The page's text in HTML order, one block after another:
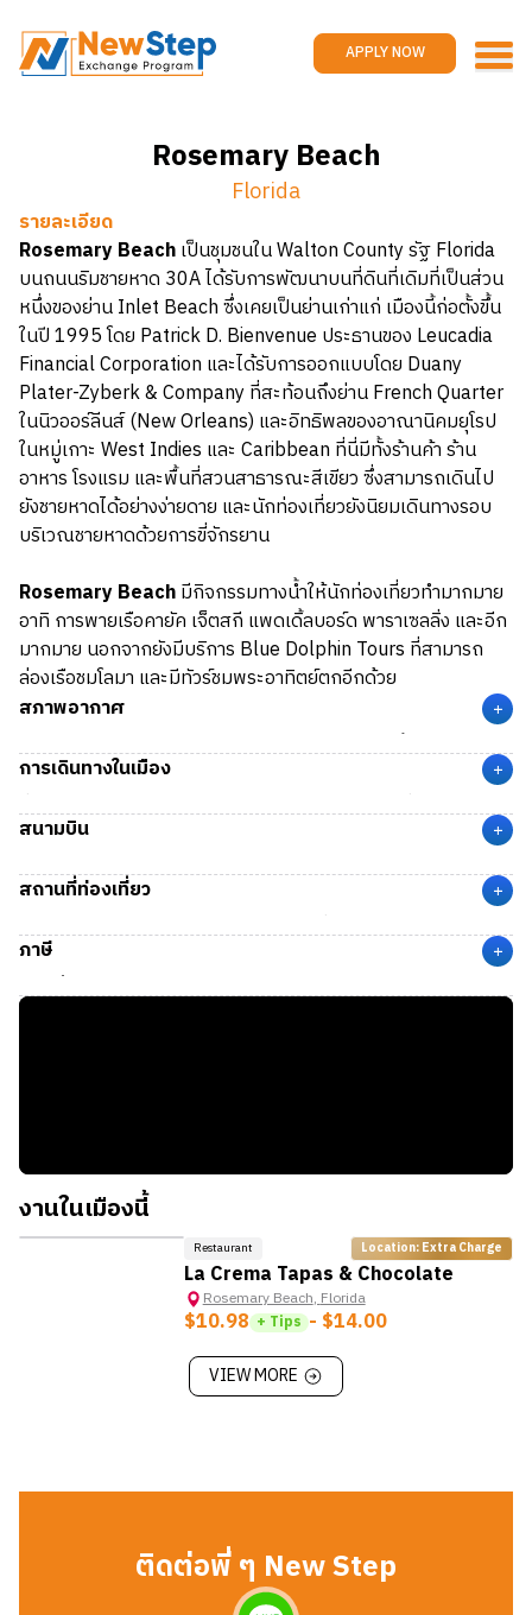
APPLY NOW
Work and travel
Promotions
Contact us
Rosemary Beach
Florida
รายละเอียด
Rosemary Beachเป็นชุมชนใน Walton County รัฐ Florida
บนถนนริมชายหาด 30A ได้รับการพัฒนาบนที่ดินที่เดิมที่เป็นส่วน
หนึ่งของย่าน Inlet Beach ซึ่งเคยเป็นย่านเก่าแก่ เมืองนี้ก่อตั้งขึ้น
ในปี 1995 โดย Patrick D. Bienvenue ประธานของ Leucadia
Financial Corporation และได้รับการออกแบบโดย Duany
Plater-Zyberk & Company ที่สะท้อนถึงย่าน French Quarter
ในนิวออร์ลีนส์ (New Orleans) และอิทธิพลของอาณานิคมยุโรป
ในหมู่เกาะ West Indies และ Caribbean ที่นี่มีทั้งร้านค้า ร้าน
อาหาร โรงแรม และพื้นที่สวนสาธารณะสีเขียว ซึ่งสามารถเดินไป
ยังชายหาดได้อย่างง่ายดาย และนักท่องเที่ยวยังนิยมเดินทางรอบ
บริเวณชายหาดด้วยการขี่จักรยาน
Rosemary Beachมีกิจกรรมทางน้ำให้นักท่องเที่ยวทำมากมาย
อาทิ การพายเรือคายัค เจ็ตสกี แพดเดิ้ลบอร์ด พาราเซลลิ่ง และอีก
มากมาย นอกจากยังมีบริการ Blue Dolphin Tours ที่สามารถ
ล่องเรือชมโลมา และมีทัวร์ชมพระอาทิตย์ตกอีกด้วย
สภาพอากาศ
+
Rosemary Beachมีสภาพภูมิอากาศแบบอบอุ่นชื้นเขตร้อน
(Tropical Savanna Climate) ซึ่งเป็นลักษณะเด่นของภูมิภาค
ตะวันออกเฉียงใต้ของสหรัฐอเมริกา โดยมีฤดูร้อนที่ร้อนชื้น และฤดู
หนาวที่อบอุ่น ในฤดูใบไม้ผลิ (Spring) มีอุณหภูมิอยู่ที่ 15 – 30 °C
การเดินทางในเมือง +
ที่เมือง Rosemary Beach เป็นเมืองชายหาดเล็ก ๆ ที่ไม่มีขนส่ง
สาธารณะ แนะนำให้เดินทางด้วย Uber หรือ Lyft
สนามบิน +
สนามบิน ECP(Northwest Florida Beaches International
Airport) เมือง Rosemary Beach, FL ห่างจากเมือง Panama
City Beach 21 ไมล์ (34 กม.) ใช้เวลาเดินทางด้วยรถยนตร์
ประมาณ 30 นาที
สถานที่ท่องเที่ยว +
ชายหาด Rosemary Beach:ชายหาดที่เป็นเอกลักษณ์ของเมือง
นี้ มีน้ำทะเลสีฟ้าครามใส และทรายละเอียดขาวนุ่ม เหมาะสำหรับ
การเล่นน้ำทะเล อาบแดด และเดินเล่นริมชายหาด
สถาปัตยกรรมสวยงาม เป็นจุดถ่ายรูปที่ได้รับความนิยม
Henderson Beach State Park:
กับ Rosemary Beach มีชายหาดที่สวยงาม ป่าสน และเส้นทาง
Grayton Beach State Park:อีกหนึ่งสวนสาธารณะที่อยู่ใกล้
เคียง มีชายหาดที่เงียบสงบและมีธรรมชาติที่อุดมสมบูรณ์ เหมาะ
สำหรับการเดินป่า ขี่จักรยาน และชมนก
ภาษี +
ภาษีที่จะถูกหักจากรายได้
งานในเมืองนี้
Restaurant Location: Extra Charge
La Crema Tapas & Chocolate
Rosemary Beach,Florida
$10.98 + Tips - $14.00
VIEW MORE
ติดต่อพี่ ๆ New Step